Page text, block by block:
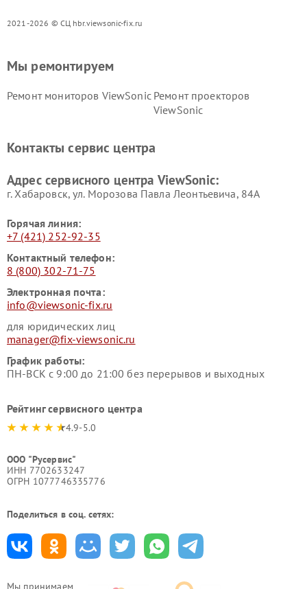
2021-2026 © СЦ hbr.viewsonic-fix.ru
Мы принимаем
Мы ремонтируем
Ремонт мониторов ViewSonic Ремонт проекторов
ViewSonic
Контакты сервис центра
Адрес сервисного центра ViewSonic:
г. Хабаровск, ул. Морозова Павла Леонтьевича, 84А
Горячая линия:
+7 (421) 252-92-35
Контактный телефон:
8 (800) 302-71-75
Электронная почта:
info@viewsonic-fix.ru
для юридических лиц
manager@fix-viewsonic.ru
График работы:
ПН-ВСК с 9:00 до 21:00 без перерывов и выходных
Рейтинг сервисного центра
4.9-5.0
ООО "Русервис"
ИНН 7702633247
ОГРН 1077746335776
Поделиться в соц. сетях: